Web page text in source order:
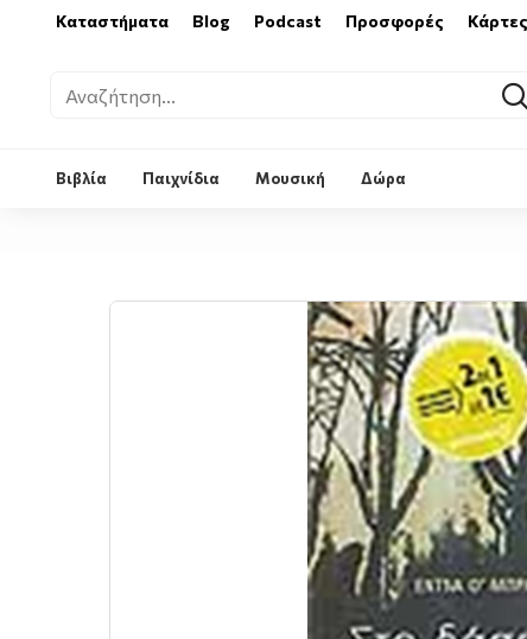
Καταστήματα Blog Podcast Προσφορές
Βιβλία Παιχνίδια Μουσική Δώρα